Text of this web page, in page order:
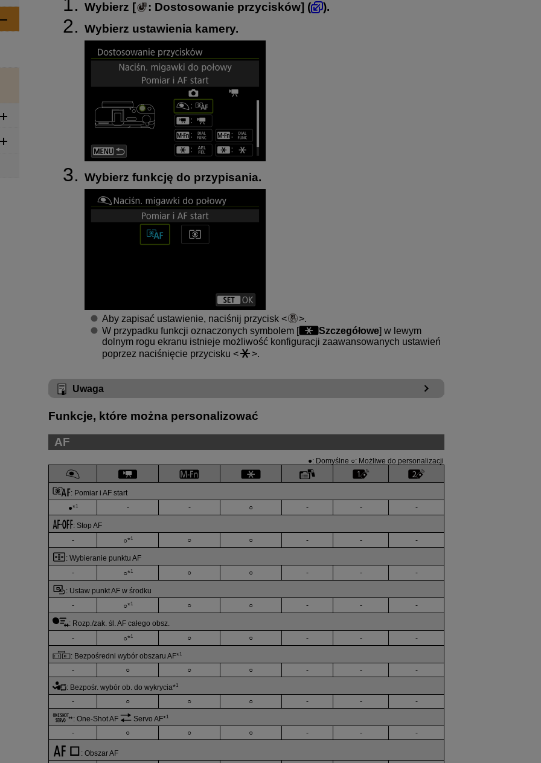
Wybierz [ : Dostosowanie przycisków] (
).
Wybierz ustawienia kamery.
Wybierz funkcję do przypisania.
Aby zapisać ustawienie, naciśnij przycisk
.
W przypadku funkcji oznaczonych symbolem [
Szczegółowe] w lewym
dolnym rogu ekranu istnieje możliwość konfiguracji zaawansowanych ustawień
poprzez naciśnięcie przycisku
.
Uwaga
Funkcje, które można personalizować
AF
●: Domyślne ○: Możliwe do personalizacji
: Pomiar i AF start
●*1 - - ○ - - -
: Stop AF
-
○*1 ○ ○ - - -
: Wybieranie punktu AF
-
○*1 ○ ○ - - -
: Ustaw punkt AF w środku
-
○*1 ○ ○ - - -
: Rozp./zak. śl. AF całego obsz.
-
○*1 ○ ○ - - -
: Bezpośredni wybór obszaru AF*1
- ○ ○ ○ - - -
: Bezpośr. wybór ob. do wykrycia*1
- ○ ○ ○ - - -
: One-Shot AF Servo AF*1
- ○ ○ ○ - - -
:Obszar AF